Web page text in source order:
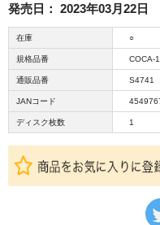
発売日： 2023年03月22日
在庫 ○
規格品番 COCA-
通販品番 S4741
JANコード
ディスク枚数 1